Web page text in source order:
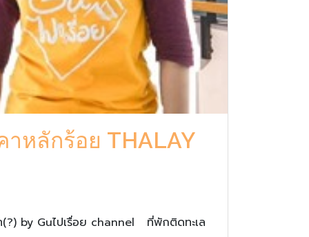
าหลักร้อย THALAY
(?) by Guไปเรื่อย channel ที่พักติดทะเล